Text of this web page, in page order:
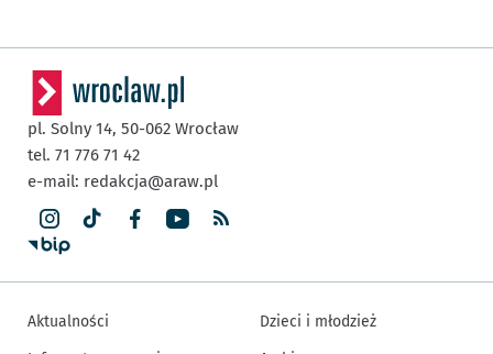
pl. Solny 14, 50-062 Wrocław
tel. 71 776 71 42
e-mail: redakcja@araw.pl
Aktualności
Dzieci i młodzież